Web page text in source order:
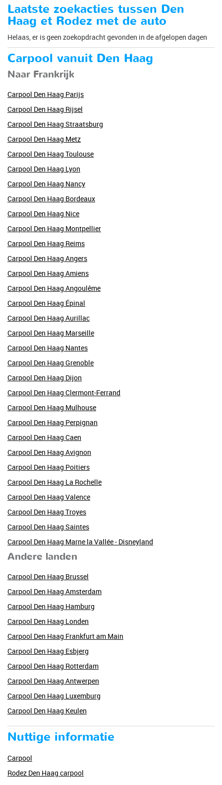
Laatste zoekacties tussen Den
Haag et Rodez met de auto
Helaas, er is geen zoekopdracht gevonden in de afgelopen dagen
Carpool vanuit Den Haag
Naar Frankrijk
Carpool Den Haag Parijs
Carpool Den Haag Rijsel
Carpool Den Haag Straatsburg
Carpool Den Haag Metz
Carpool Den Haag Toulouse
Carpool Den Haag Lyon
Carpool Den Haag Nancy
Carpool Den Haag Bordeaux
Carpool Den Haag Nice
Carpool Den Haag Montpellier
Carpool Den Haag Reims
Carpool Den Haag Angers
Carpool Den Haag Amiens
Carpool Den Haag Angoulême
Carpool Den Haag Épinal
Carpool Den Haag Aurillac
Carpool Den Haag Marseille
Carpool Den Haag Nantes
Carpool Den Haag Grenoble
Carpool Den Haag Dijon
Carpool Den Haag Clermont-Ferrand
Carpool Den Haag Mulhouse
Carpool Den Haag Perpignan
Carpool Den Haag Caen
Carpool Den Haag Avignon
Carpool Den Haag Poitiers
Carpool Den Haag La Rochelle
Carpool Den Haag Valence
Carpool Den Haag Troyes
Carpool Den Haag Saintes
Carpool Den Haag Marne la Vallée - Disneyland
Andere landen
Carpool Den Haag Brussel
Carpool Den Haag Amsterdam
Carpool Den Haag Hamburg
Carpool Den Haag Londen
Carpool Den Haag Frankfurt am Main
Carpool Den Haag Esbjerg
Carpool Den Haag Rotterdam
Carpool Den Haag Antwerpen
Carpool Den Haag Luxemburg
Carpool Den Haag Keulen
Nuttige informatie
Carpool
Rodez Den Haag carpool